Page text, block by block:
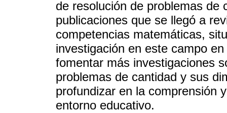
de resolución de problemas de
publicaciones que se llegó a
competencias matemáticas,
investigación en este campo
fomentar más investigaciones
problemas de cantidad y sus
profundizar en la comprensión
entorno educativo.